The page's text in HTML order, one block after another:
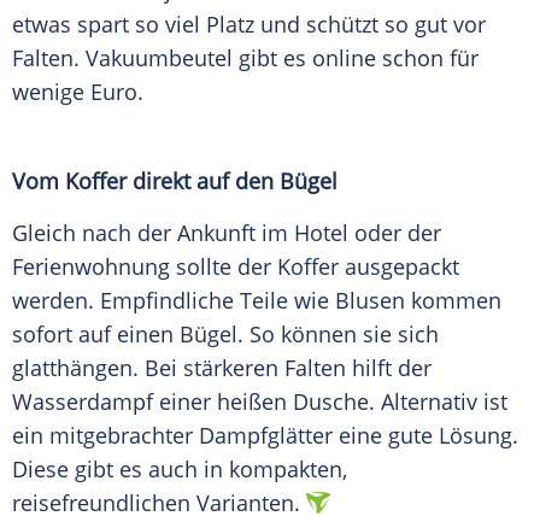
etwas spart so viel Platz und schützt so gut vor
Falten. Vakuumbeutel gibt es online schon für
wenige Euro.
Vom Kofferdirekt auf den Bügel
Gleich nach der Ankunft im Hotel oder der
Ferienwohnung sollte der Koffer ausgepackt
werden. Empfindliche Teile wie Blusen kommen
sofort auf einen Bügel. So können sie sich
glatthängen. Bei stärkeren Falten hilft der
Wasserdampfeiner heißen Dusche. Alternativ ist
ein mitgebrachter Dampfglätter eine gute Lösung.
Diese gibt es auch in kompakten,
reisefreundlichen Varianten.